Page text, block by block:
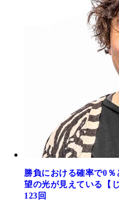
勝負における確率で0
望の光が見えている【
123回